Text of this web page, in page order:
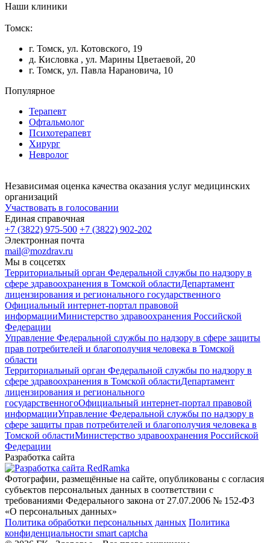
Наши клиники
Томск:
г. Томск, ул. Котовского, 19
д. Кисловка , ул. Марины Цветаевой, 20
г. Томск, ул. Павла Нарановича, 10
Популярное
Терапевт
Офтальмолог
Психотерапевт
Хирург
Невролог
Независимая оценка качества оказания услуг медицинских
организаций
Участвовать в голосовании
Единая справочная
+7 (3822) 975-500 +7 (3822) 902-202
Электронная почта
mail@mozdrav.ru
Мы в соцсетях
Территориальный орган Федеральной службы по надзору в
сфере здравоохранения в Томской областиДепартамент
лицензирования и регионального государственного
Официальный интернет-портал правовой
информацииМинистерство здравоохранения Российской
Федерации
Управление Федеральной службы по надзору в сфере защиты
прав потребителей и благополучия человека в Томской
области
Территориальный орган Федеральной службы по надзору в
сфере здравоохранения в Томской областиДепартамент
лицензирования и регионального
государственногоОфициальный интернет-портал правовой
информацииУправление Федеральной службы по надзору в
сфере защиты прав потребителей и благополучия человека в
Томской областиМинистерство здравоохранения Российской
Федерации
Разработка сайта
Фотографии, размещённые на сайте, опубликованы с согласия
субъектов персональных данных в соответствии с
требованиями Федерального закона от 27.07.2006 № 152-ФЗ
«О персональных данных»
Политика обработки персональных данных Политика
конфиденциальности smart captcha